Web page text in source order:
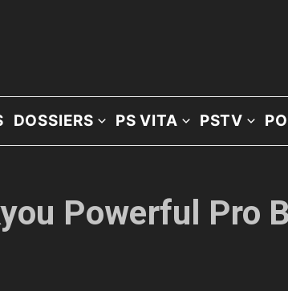
DOSSIERS PS VITA PSTV
Powerful Pro